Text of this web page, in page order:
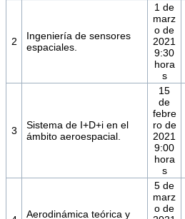
2
Ingeniería de sensores
espaciales.
1 de
marz
o de
2021
9:30
hora
s
3
Sistema de I+D+i en el
ámbito aeroespacial.
15
de
febre
ro de
2021
9:00
hora
s
Aerodinámica teórica y
5 de
marz
o de